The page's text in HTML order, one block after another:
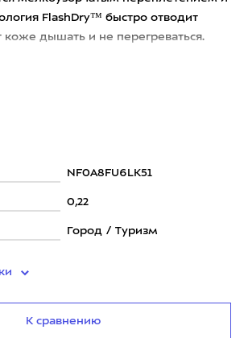
FlashDry™ быстро отводит
коже дышать и не перегреваться.
NF0A8FU6LK51
0,22
Город / Туризм
К сравнению